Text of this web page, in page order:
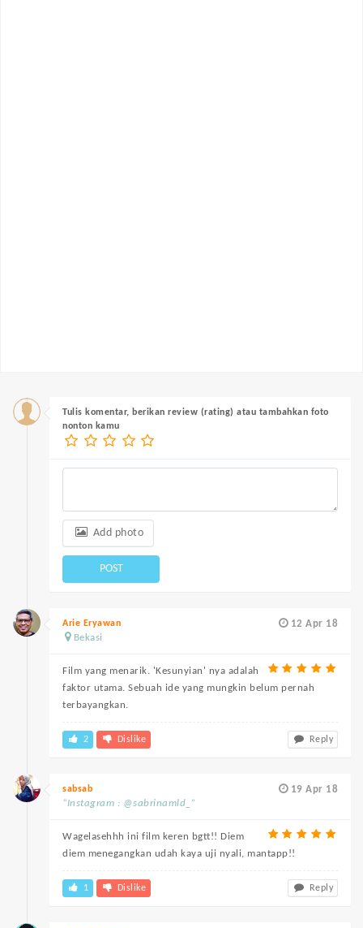
Tulis komentar, berikan review (rating) atau tambahkan foto
nonton kamu
Add photo
POST
12 Apr 18
Arie Eryawan
Bekasi
Film yang menarik. 'Kesunyian' nya adalah
faktor utama. Sebuah ide yang mungkin belum pernah
terbayangkan.
2 Dislike Reply
19 Apr 18
sabsab
“Instagram : @sabrinamld_”
Wagelasehhh ini film keren bgtt!! Diem
diem menegangkan udah kaya uji nyali, mantapp!!
1 Dislike Reply